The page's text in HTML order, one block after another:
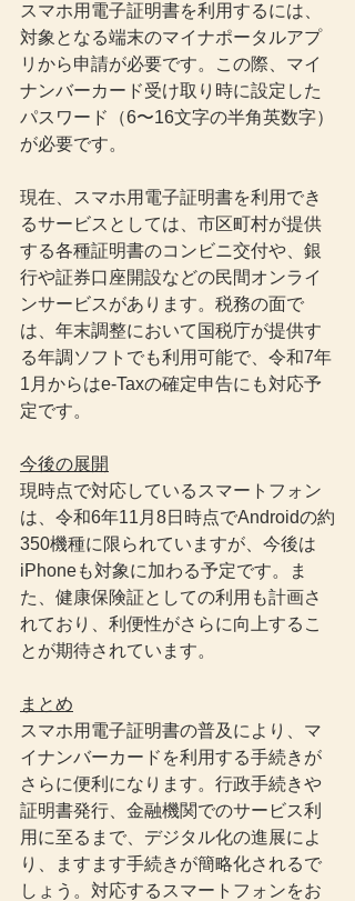
スマホ用電子証明書を利用するには、
対象となる端末のマイナポータルアプ
リから申請が必要です。この際、マイ
ナンバーカード受け取り時に設定した
パスワード（6〜16文字の半角英数字）
が必要です。
現在、スマホ用電子証明書を利用でき
るサービスとしては、市区町村が提供
する各種証明書のコンビニ交付や、銀
行や証券口座開設などの民間オンライ
ンサービスがあります。税務の面で
は、年末調整において国税庁が提供す
る年調ソフトでも利用可能で、令和7年
1月からはe-Taxの確定申告にも対応予
定です。
今後の展開
現時点で対応しているスマートフォン
は、令和6年11月8日時点でAndroidの約
350機種に限られていますが、今後は
iPhoneも対象に加わる予定です。ま
た、健康保険証としての利用も計画さ
れており、利便性がさらに向上するこ
とが期待されています。
まとめ
スマホ用電子証明書の普及により、マ
イナンバーカードを利用する手続きが
さらに便利になります。行政手続きや
証明書発行、金融機関でのサービス利
用に至るまで、デジタル化の進展によ
り、ますます手続きが簡略化されるで
しょう。対応するスマートフォンをお